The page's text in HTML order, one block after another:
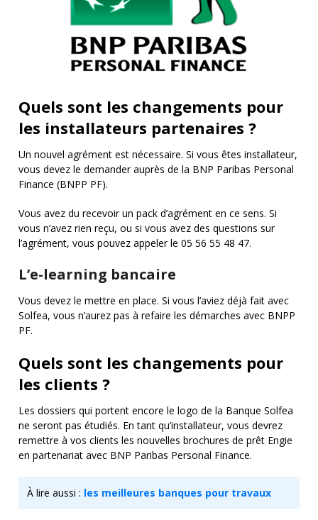
Quels sont les changements pour
les installateurs partenaires ?
Un nouvel agrément est nécessaire. Si vous êtes installateur,
vous devez le demander auprès de la BNP Paribas Personal
Finance (BNPP PF).
Vous avez du recevoir un pack d’agrément en ce sens. Si
vous n’avez rien reçu, ou si vous avez des questions sur
l’agrément, vous pouvez appeler le 05 56 55 48 47.
L’e-learning bancaire
Vous devez le mettre en place. Si vous l’aviez déjà fait avec
Solfea, vous n’aurez pas à refaire les démarches avec BNPP
PF.
Quels sont les changements pour
les clients ?
Les dossiers qui portent encore le logo de la Banque Solfea
ne seront pas étudiés. En tant qu’installateur, vous devrez
remettre à vos clients les nouvelles brochures de prêt Engie
en partenariat avec BNP Paribas Personal Finance.
À lire aussi : les meilleures banques pour travaux